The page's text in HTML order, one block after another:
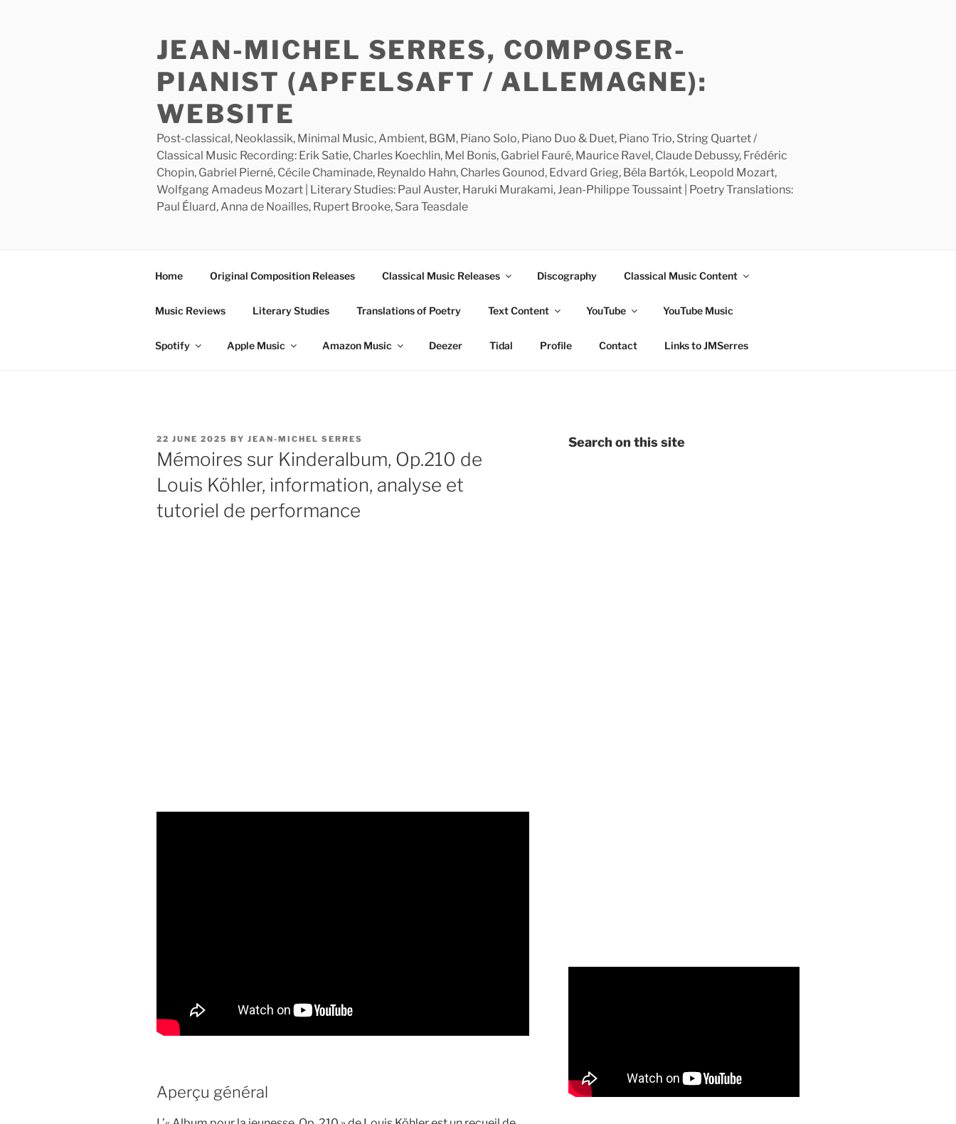
JEAN-MICHEL SERRES, COMPOSER-
PIANIST (APFELSAFT / ALLEMAGNE):
WEBSITE
Post-classical, Neoklassik, Minimal Music, Ambient, BGM, Piano Solo, Piano Duo & Duet, Piano Trio, String Quartet /
Classical Music Recording: Erik Satie, Charles Koechlin, Mel Bonis, Gabriel Fauré, Maurice Ravel, Claude Debussy, Frédéric
Chopin, Gabriel Pierné, Cécile Chaminade, Reynaldo Hahn, Charles Gounod, Edvard Grieg, Béla Bartók, Leopold Mozart,
Wolfgang Amadeus Mozart | Literary Studies: Paul Auster, Haruki Murakami, Jean-Philippe Toussaint | Poetry Translations:
Paul Éluard, Anna de Noailles, Rupert Brooke, Sara Teasdale
Home Original Composition Releases Classical Music Releases Discography Classical Music Content
Music Reviews Literary Studies Translations of Poetry Text Content YouTube YouTube Music
Spotify Apple Music Amazon Music Deezer Tidal Profile Contact Links to JMSerres
POSTED
ON
22 JUNE 2025 BY JEAN-MICHEL SERRES
Mémoires sur Kinderalbum, Op.210 de
Louis Köhler, information, analyse et
tutoriel de performance
Aperçu général
Search on this site